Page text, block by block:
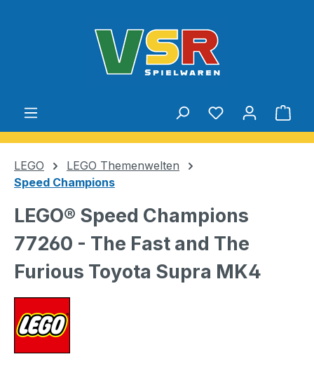
Du hast 0
LEGO
LEGO Themenwelten
Speed Champions
LEGO® Speed Champions
77260 - The Fast and The
Furious Toyota Supra MK4